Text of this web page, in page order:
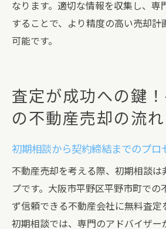
なります。適切な情報を収集し、専
することで、より精度の高い売却計
可能です。
査定が成功への鍵
の不動産売却の流
初期相談から契約締結までのプロ
不動産売却を考える際、初期相談は
プです。大阪市平野区平野市町での
ず信頼できる不動産会社に無料査定
初期相談では、専門のアドバイザー